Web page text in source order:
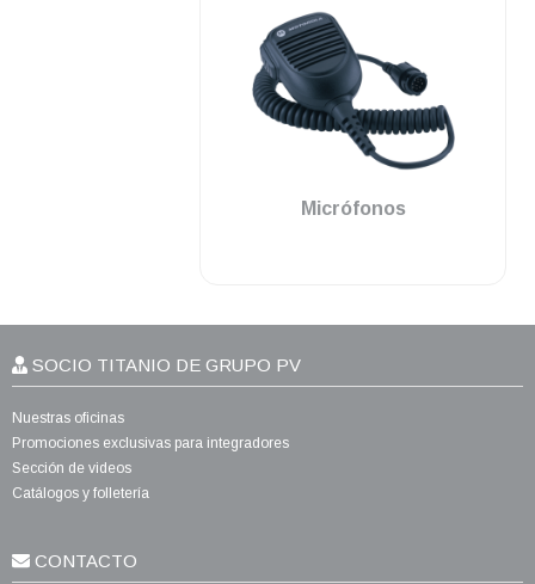
Micrófonos
SOCIO TITANIO DE GRUPO PV
Nuestras oficinas
Promociones exclusivas para integradores
Sección de videos
Catálogos y folletería
CONTACTO